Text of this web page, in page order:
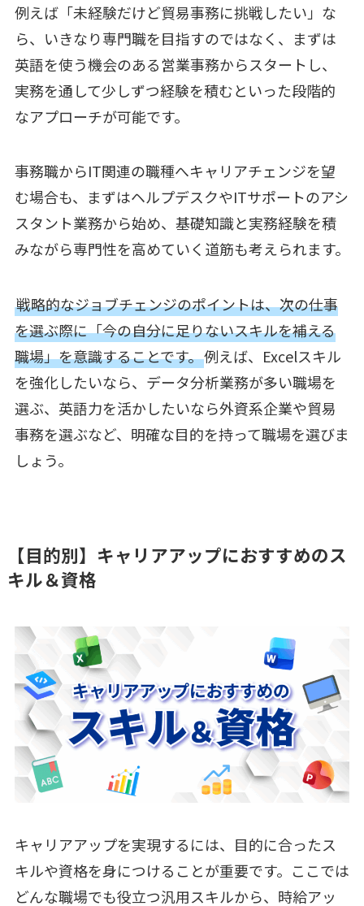
例えば「未経験だけど貿易事務に挑戦したい」な
ら、いきなり専門職を目指すのではなく、まずは
英語を使う機会のある営業事務からスタートし、
実務を通して少しずつ経験を積むといった段階的
なアプローチが可能です。
事務職からIT関連の職種へキャリアチェンジを望
む場合も、まずはヘルプデスクやITサポートのアシ
スタント業務から始め、基礎知識と実務経験を積
みながら専門性を高めていく道筋も考えられます。
戦略的なジョブチェンジのポイントは、次の仕事
を選ぶ際に「今の自分に足りないスキルを補える
職場」を意識することです。例えば、Excelスキル
を強化したいなら、データ分析業務が多い職場を
選ぶ、英語力を活かしたいなら外資系企業や貿易
事務を選ぶなど、明確な目的を持って職場を選びま
しょう。
【目的別】キャリアアップにおすすめのス
キル＆資格
キャリアアップを実現するには、目的に合ったス
キルや資格を身につけることが重要です。ここでは
どんな職場でも役立つ汎用スキルから、時給アッ